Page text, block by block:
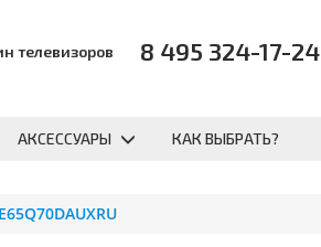
телевизоров 8 495 324-17-24
АКСЕССУАРЫ КАК ВЫБРАТЬ?